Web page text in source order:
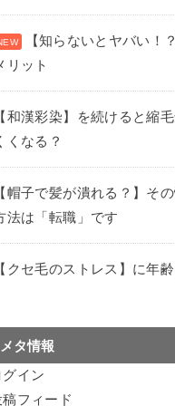
【知らないとヤバい！
リット
【和漢彩染】を続けると縮
くなる？
【帽子で髪が潰れる？】そ
法は「転職」です
【クセ毛のストレス】に年
メタ情報
グイン
稿フィード